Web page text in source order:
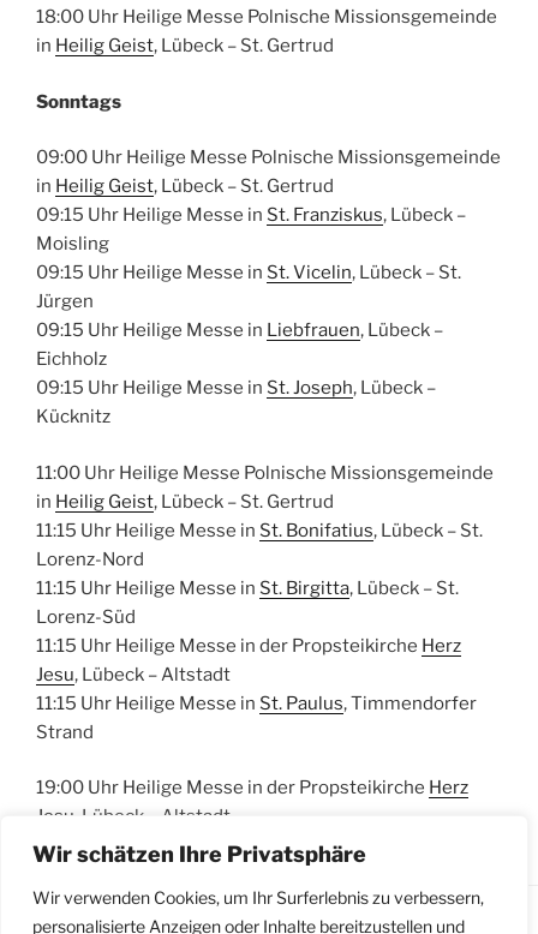
Wir schätzen Ihre Privatsphäre
Wir verwenden Cookies, um Ihr Surferlebnis zu verbessern,
personalisierte Anzeigen oder Inhalte bereitzustellen und
18:00 Uhr Heilige Messe Polnische Missionsgemeinde
in Heilig Geist, Lübeck – St. Gertrud
Sonntags
09:00 Uhr Heilige Messe Polnische Missionsgemeinde
in Heilig Geist, Lübeck – St. Gertrud
09:15 Uhr Heilige Messe in St. Franziskus, Lübeck –
Moisling
09:15 Uhr Heilige Messe in St. Vicelin, Lübeck – St.
Jürgen
09:15 Uhr Heilige Messe in Liebfrauen, Lübeck –
Eichholz
09:15 Uhr Heilige Messe in St. Joseph, Lübeck –
Kücknitz
11:00 Uhr Heilige Messe Polnische Missionsgemeinde
in Heilig Geist, Lübeck – St. Gertrud
11:15 Uhr Heilige Messe in St. Bonifatius, Lübeck – St.
Lorenz-Nord
11:15 Uhr Heilige Messe in St. Birgitta, Lübeck – St.
Lorenz-Süd
11:15 Uhr Heilige Messe in der Propsteikirche Herz
Jesu, Lübeck – Altstadt
11:15 Uhr Heilige Messe in St. Paulus, Timmendorfer
Strand
19:00 Uhr Heilige Messe in der Propsteikirche Herz
Jesu , Lübeck – Altstadt